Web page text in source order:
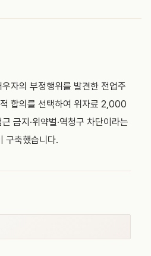
자의 부정행위를 발견한 전업주
합의를 선택하여 위자료 2,000
금지·위약벌·역청구 차단이라는
구축했습니다.